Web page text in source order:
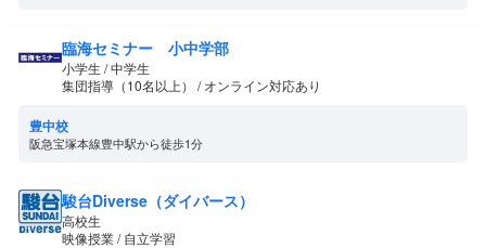
臨海セミナー 小中学部
小学生 / 中学生
集団指導（10名以上） / オンライン対応あり
豊中校
阪急宝塚本線豊中駅から徒歩1分
駿台Diverse（ダイバース）
高校生
映像授業 / 自立学習